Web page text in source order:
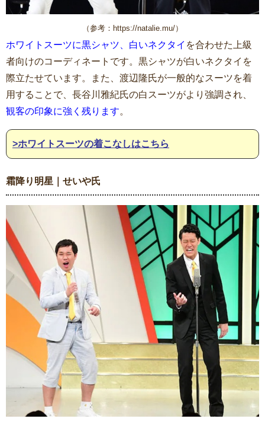
（参考：https://natalie.mu/）
ホワイトスーツに黒シャツ、白いネクタイ を合わせた上級
者向けのコーディネートです。黒シャツが白いネクタイを
際立たせています。また、渡辺隆氏が一般的なスーツを着
用することで、長谷川雅紀氏の白スーツがより強調され、
観客の印象に強く残ります。
>ホワイトスーツの着こなしはこちら
霜降り明星｜せいや氏